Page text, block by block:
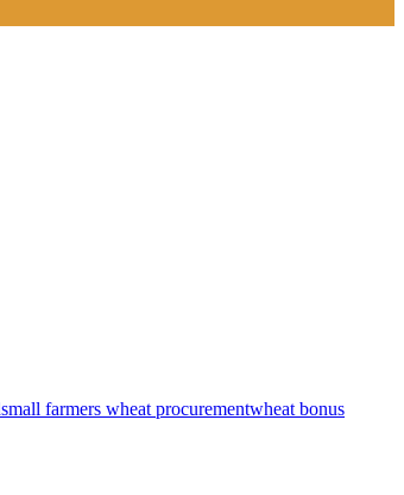
small farmers wheat procurementwheat bonus